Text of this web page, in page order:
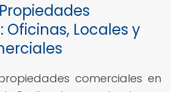
Locales y
comerciales en